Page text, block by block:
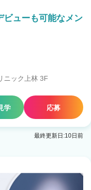
ビューも可能なメン
ニック上林 3F
学 応募
最終更新日:10日前